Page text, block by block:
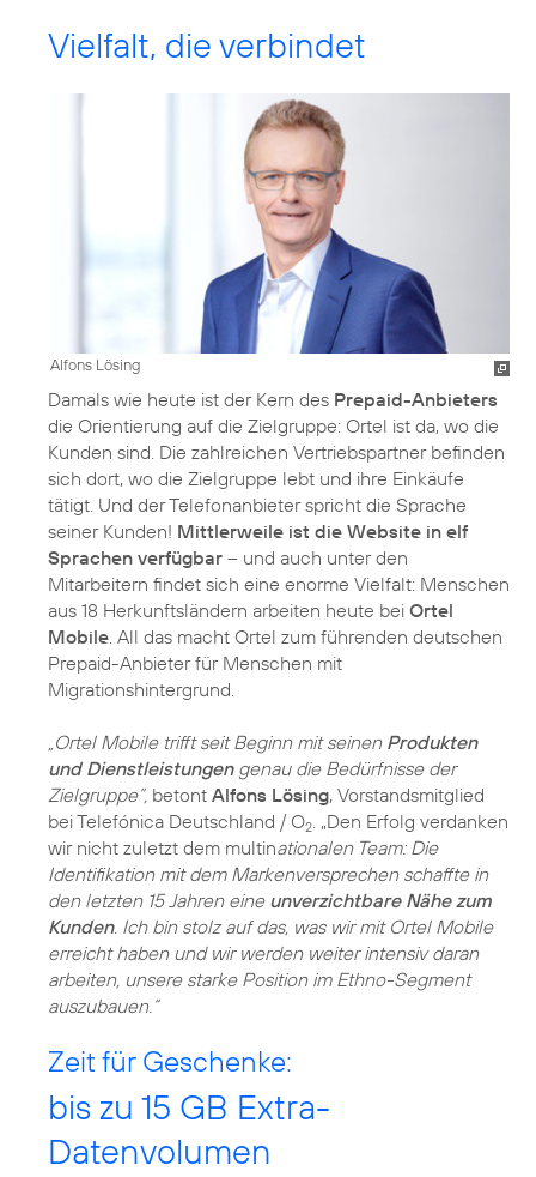
Vielfalt, die verbindet
Alfons Lösing
Damals wie heute ist der Kern des Prepaid-Anbieters
die Orientierung auf die Zielgruppe: Ortel ist da, wo die
Kunden sind. Die zahlreichen Vertriebspartner befinden
sich dort, wo die Zielgruppe lebt und ihre Einkäufe
tätigt. Und der Telefonanbieter spricht die Sprache
seiner Kunden! Mittlerweile ist die Website in elf
Sprachen verfügbar – und auch unter den
Mitarbeitern findet sich eine enorme Vielfalt: Menschen
aus 18 Herkunftsländern arbeiten heute bei Ortel
Mobile . All das macht Ortel zum führenden deutschen
Prepaid-Anbieter für Menschen mit
Migrationshintergrund.
„Ortel Mobile trifft seit Beginn mit seinen Produkten
und Dienstleistungengenau die Bedürfnisse der
Zielgruppe“, betont Alfons Lösing, Vorstandsmitglied
bei Telefónica Deutschland / O2 . „Den Erfolg verdanken
wir nicht zuletzt dem multinationalen Team: Die
Identifikation mit dem Markenversprechen schaffte in
den letzten 15 Jahren eine unverzichtbare Nähe zum
Kunden. Ich bin stolz auf das, was wir mit Ortel Mobile
erreicht haben und wir werden weiter intensiv daran
arbeiten, unsere starke Position im Ethno-Segment
auszubauen.“
Zeit für Geschenke:
bis zu 15 GB Extra-
Datenvolumen